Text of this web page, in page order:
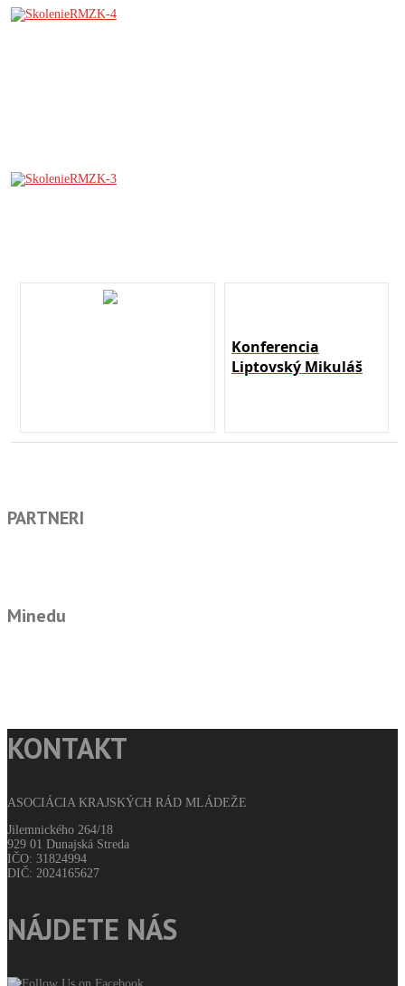
Konferencia
Liptovský Mikuláš
PARTNERI
Minedu
KONTAKT
ASOCIÁCIA KRAJSKÝCH RÁD MLÁDEŽE
Jilemnického 264/18
929 01 Dunajská Streda
IČO: 31824994
DIČ: 2024165627
NÁJDETE NÁS